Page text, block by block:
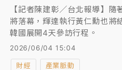
【記者陳建彰／台北報導】
將落幕，輝達執行黃仁勳也將
韓國展開4天參訪行程。
2026/06/04 15:04
財經 產業脈動